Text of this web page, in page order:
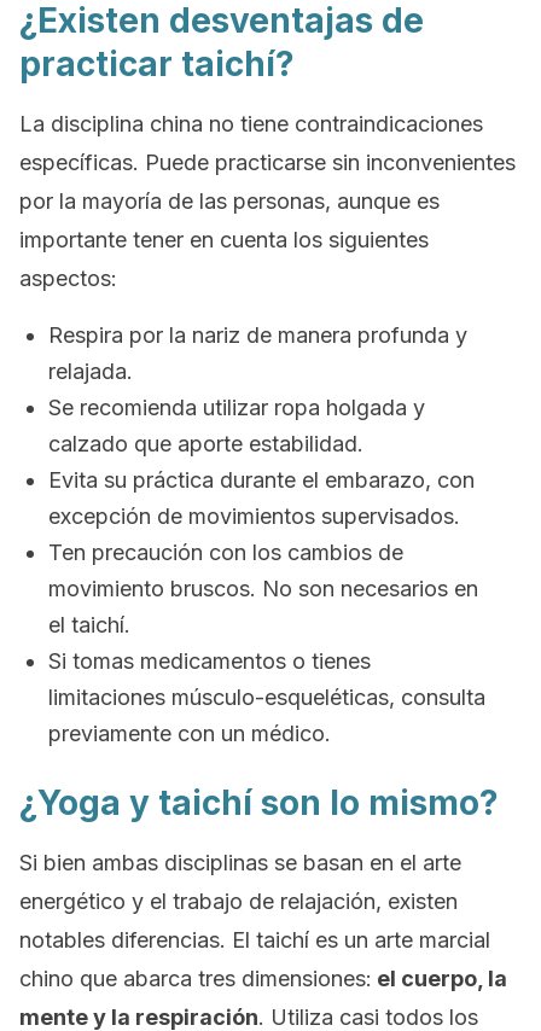
¿Existen desventajas de
practicar taichí?
La disciplina china no tiene contraindicaciones
específicas. Puede practicarse sin inconvenientes
por la mayoría de las personas, aunque es
importante tener en cuenta los siguientes
aspectos:
Respira por la nariz de manera profunda y
relajada.
Se recomienda utilizar ropa holgada y
calzado que aporte estabilidad.
Evita su práctica durante el embarazo, con
excepción de movimientos supervisados.
Ten precaución con los cambios de
movimiento bruscos. No son necesarios en
el taichí.
Si tomas medicamentos o tienes
limitaciones músculo-esqueléticas, consulta
previamente con un médico.
¿Yoga y taichí son lo mismo?
Si bien ambas disciplinas se basan en el arte
energético y el trabajo de relajación, existen
notables diferencias. El taichí es un arte marcial
chino que abarca tres dimensiones: el cuerpo, la
mente y la respiración. Utiliza casi todos los